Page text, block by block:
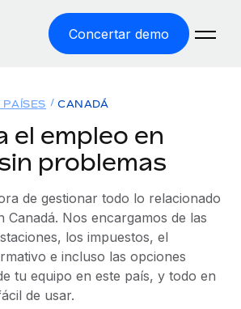
Concertar demo
nóminas de forma sencilla y conforme a la
Record
todo el mundo sin gastar en entidades.
países
del empleo global según el país.
de EE. UU.
en todos los estados de EE.
CALCULADORAS
del riesgo de clasificación errónea
de clasificación errónea por país.
PAÍSES CANADÁ
el empleo en
problemas
de gestionar todo lo relacionado
Canadá. Nos encargamos de las
los impuestos, el
e incluso las opciones
tu equipo en este país, y todo en
de usar.